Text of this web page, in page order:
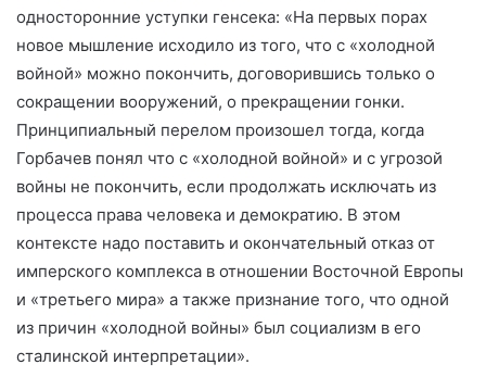
односторонние уступки генсека: «На первых порах
новое мышление исходило из того, что с «холодной
войной» можно покончить, договорившись только о
сокращении вооружений, о прекращении гонки.
Принципиальный перелом произошел тогда, когда
Горбачев понял что с «холодной войной» и с угрозой
войны не покончить, если продолжать исключать из
процесса права человека и демократию. В этом
контексте надо поставить и окончательный отказ от
имперского комплекса в отношении Восточной Европы
и «третьего мира» а также признание того, что одной
из причин «холодной войны» был социализм в его
сталинской интерпретации».